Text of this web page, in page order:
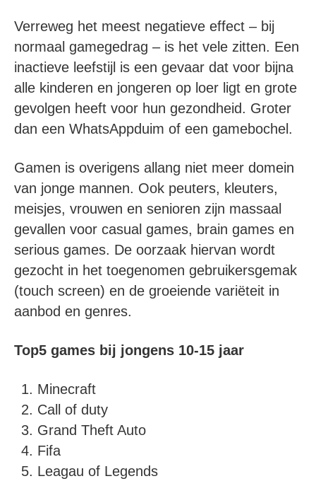
Verreweg het meest negatieve effect – bij
normaal gamegedrag – is het vele zitten. Een
inactieve leefstijl is een gevaar dat voor bijna
alle kinderen en jongeren op loer ligt en grote
gevolgen heeft voor hun gezondheid. Groter
dan een WhatsAppduim of een gamebochel.
Gamen is overigens allang niet meer domein
van jonge mannen. Ook peuters, kleuters,
meisjes, vrouwen en senioren zijn massaal
gevallen voor casual games, brain games en
serious games. De oorzaak hiervan wordt
gezocht in het toegenomen gebruikersgemak
(touch screen) en de groeiende variëteit in
aanbod en genres.
Top5 games bij jongens 10-15 jaar
Minecraft
Call of duty
Grand Theft Auto
Fifa
Leagau of Legends